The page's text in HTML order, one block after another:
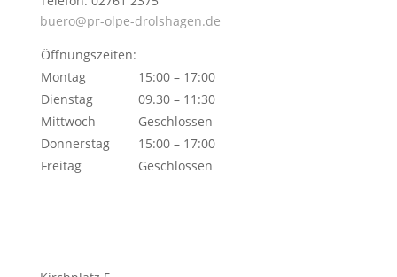
buero@pr-olpe-drolshagen.de
Öffnungszeiten:
Montag
15:00 – 17:00
Dienstag
09.30 – 11:30
Mittwoch
Geschlossen
Donnerstag
15:00 – 17:00
Freitag
Geschlossen